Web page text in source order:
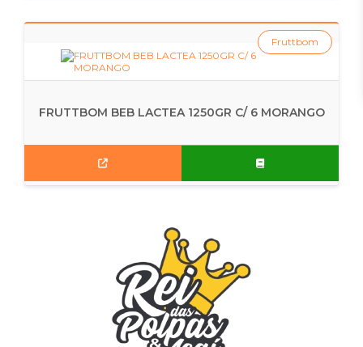
FRUTTBOM BEB LACTEA 1250GR C/ 6 MORANGO
Fruttbom